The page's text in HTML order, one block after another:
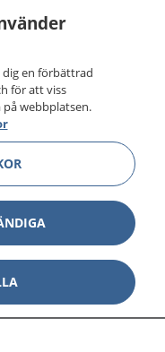
Visa
Visa
dig en förbättrad
för att viss
webbplatsen.